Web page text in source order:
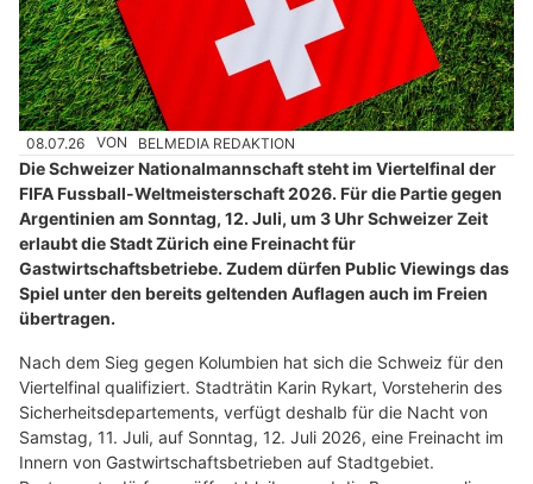
08.07.26 VON BELMEDIA REDAKTION
Die Schweizer Nationalmannschaft steht im Viertelfinal der
FIFA Fussball-Weltmeisterschaft 2026. Für die Partie gegen
Argentinien am Sonntag, 12. Juli, um 3 Uhr Schweizer Zeit
erlaubt die Stadt Zürich eine Freinacht für
Gastwirtschaftsbetriebe. Zudem dürfen Public Viewings das
Spiel unter den bereits geltenden Auflagen auch im Freien
übertragen.
Nach dem Sieg gegen Kolumbien hat sich die Schweiz für den
Viertelfinal qualifiziert. Stadträtin Karin Rykart, Vorsteherin des
Sicherheitsdepartements, verfügt deshalb für die Nacht von
Samstag, 11. Juli, auf Sonntag, 12. Juli 2026, eine Freinacht im
Innern von Gastwirtschaftsbetrieben auf Stadtgebiet.